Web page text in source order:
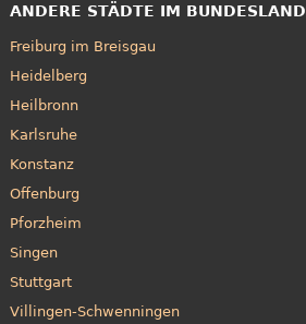
ANDERE STÄDTE IM BUNDESLAND
Freiburg im Breisgau
Heidelberg
Heilbronn
Karlsruhe
Konstanz
Offenburg
Pforzheim
Singen
Stuttgart
Villingen-Schwenningen